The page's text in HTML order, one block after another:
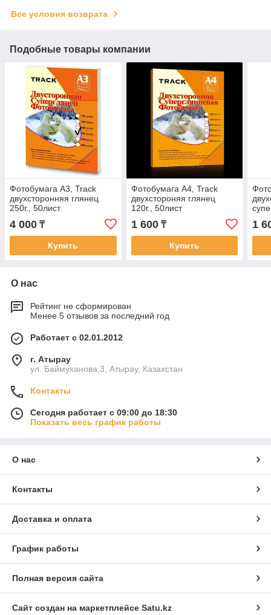
Все условия возврата
Подобные товары компании
Фотобумага А3, Track
двухсторонняя глянец
250г., 50лист
4 000 ₸
Купить
Фотобумага А4, Track
двухстороняя глянец
120г., 50лист
1 600₸
Купить
1
О нас
Рейтинг не сформирован
Менее 5 отзывов за последний год
Работает с 02.01.2012
г. Атырау
ул. Баймуханова,3, Атырау, Казахстан
Контакты
Сегодня работает с 09:00 до 18:30
Показать весь график работы
О нас
Контакты
Доставка и оплата
График работы
Полная версия сайта
Сайт создан на маркетплейсе Satu.kz